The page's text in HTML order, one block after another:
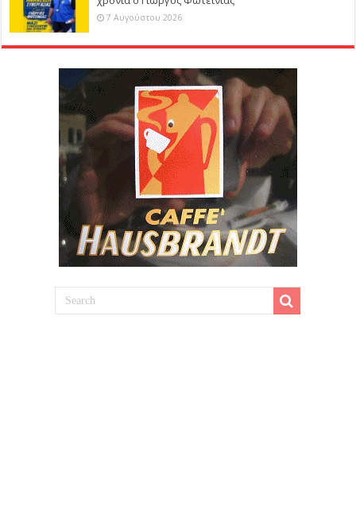
7 Αυγούστου 2026